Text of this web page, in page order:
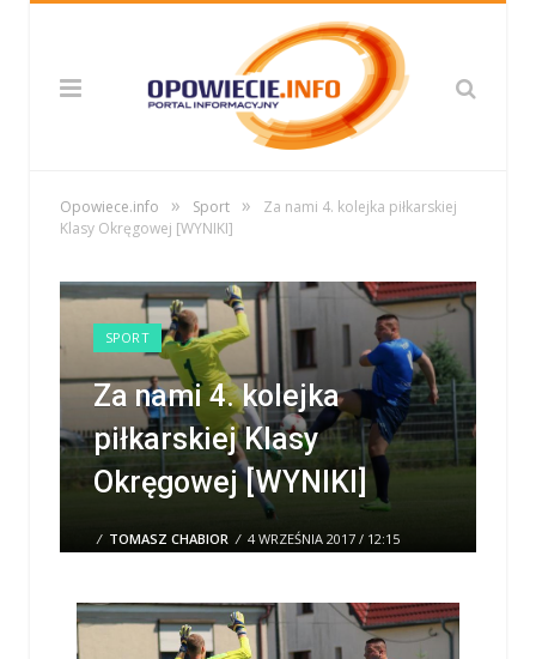
Opowiece.info » Sport »
Za nami 4. kolejka piłkarskiej
Klasy Okręgowej [WYNIKI]
SPORT
Za nami 4. kolejka
piłkarskiej Klasy
Okręgowej [WYNIKI]
/ TOMASZ CHABIOR / 4 WRZEŚNIA 2017 / 12:15
0 COMMENTS